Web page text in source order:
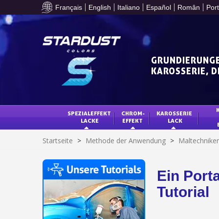
Français English Italiano Español Român
KAROSSERIE,
SPEZIALEFFEKT
LACKE
CHROM-
EFFEKT
KAROSSERIE
LACK
Startseite > Methode der Anwendung >
Ein
Tutorial